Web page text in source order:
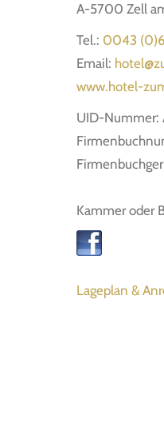
A-5700 Zell
Tel.: 0043
Email:
www.hotel-
UID-Nummer:
Kammer oder
Lageplan &